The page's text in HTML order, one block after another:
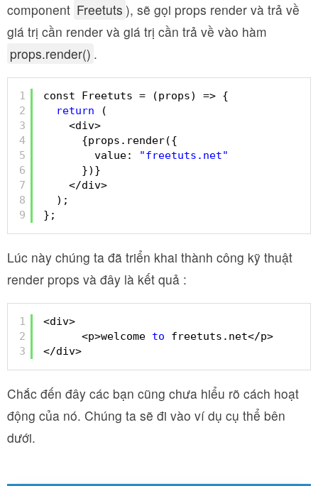
component Freetuts ), sẽ gọi props render và trả về
giá trị cần render và giá trị cần trả về vào hàm
props.render() .
1
2
3
4
5
6
7
8
9
const Freetuts = (props) => {
return
(
<div>
{props.render({
value:
"freetuts.net"
})}
</div>
);
};
Lúc này chúng ta đã triển khai thành công kỹ thuật
render props và đây là kết quả :
1
2
3
<div>
<p>welcome to
freetuts.net</p>
</div>
Chắc đến đây các bạn cũng chưa hiểu rõ cách hoạt
động của nó. Chúng ta sẽ đi vào ví dụ cụ thể bên
dưới.